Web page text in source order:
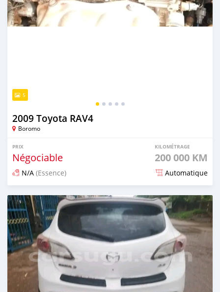
5
2009 Toyota RAV4
Boromo
PRIX
Négociable
KILOMÉTRAGE
200 000 KM
N/A (Essence) Automatique
Publié il y a 12 mois